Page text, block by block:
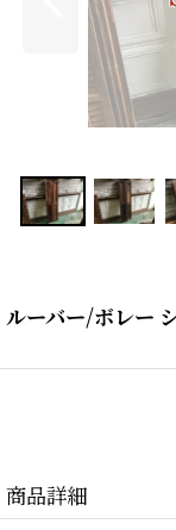
ルーバー/ボレー
商品詳細